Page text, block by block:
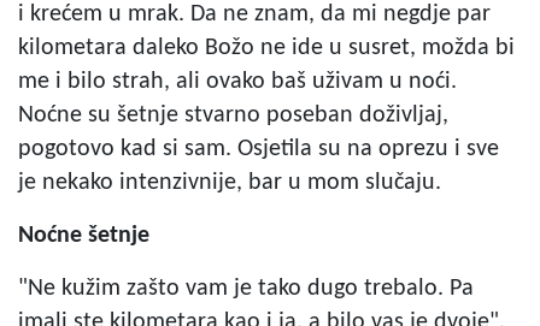
i krećem u mrak. Da ne znam, da mi negdje par
kilometara daleko Božo ne ide u susret, možda bi
me i bilo strah, ali ovako baš uživam u noći.
Noćne su šetnje stvarno poseban doživljaj,
pogotovo kad si sam. Osjetila su na oprezu i sve
je nekako intenzivnije, bar u mom slučaju.
Noćne šetnje
"Ne kužim zašto vam je tako dugo trebalo. Pa